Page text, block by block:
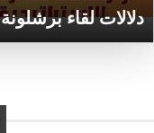
دلالات لقاء